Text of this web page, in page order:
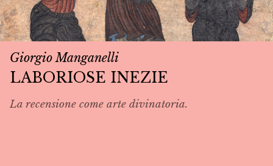
Giorgio Manganelli
LABORIOSE INEZIE
La recensione come arte divinatoria.